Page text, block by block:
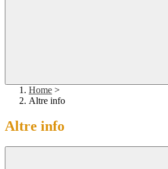
Home >
Altre info
Altre info